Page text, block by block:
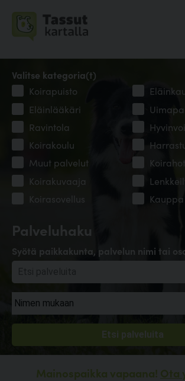
Palveluhaku
Syötä paikkakunta, palvelun nimi tai
Valitse kategoria(t)
Koirapuisto
Eläinlääkäri
Ravintola
Koirakoulu
Muut palvelut
Koirakuvaaja
Koirasovellus
Kauppa
Mainospaikka vapaana! Ota